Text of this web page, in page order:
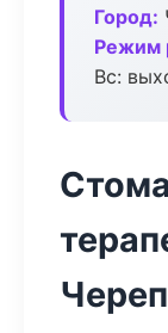
Город:
Режим
Вс: